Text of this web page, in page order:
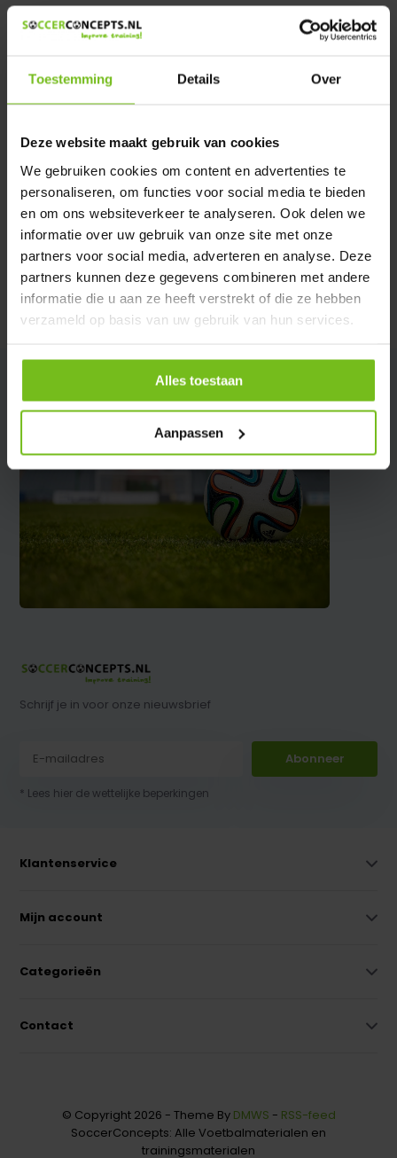
Toestemming Details Over
Deze website maakt gebruik van cookies
We gebruiken cookies om content en advertenties te
personaliseren, om functies voor social media te bieden
en om ons websiteverkeer te analyseren. Ook delen we
informatie over uw gebruik van onze site met onze
partners voor social media, adverteren en analyse. Deze
partners kunnen deze gegevens combineren met andere
informatie die u aan ze heeft verstrekt of die ze hebben
verzameld op basis van uw gebruik van hun services.
Alles toestaan
Aanpassen
Heeft u een vraag over dit product ?
Verstuur email
Productomschrijving
Specificaties
Reviews
Schrijf je in voor onze nieuwsbrief
Abonneer
* Lees hier de wettelijke beperkingen
Klantenservice
Mijn account
Categorieën
Contact
© Copyright 2026 - Theme By DMWS - RSS-feed
SoccerConcepts: Alle Voetbalmaterialen en
trainingsmaterialen